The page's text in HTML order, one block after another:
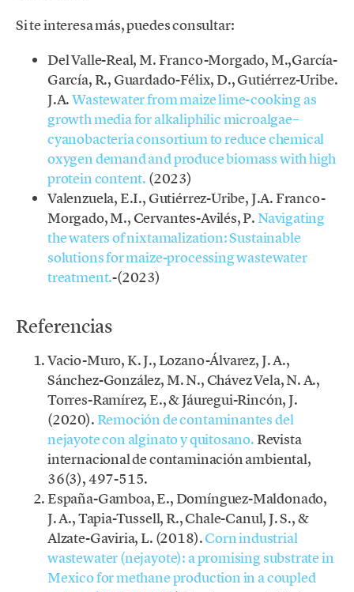
Si te interesa más, puedes consultar:
Del Valle-Real, M. Franco-Morgado, M.,García-
García, R., Guardado-Félix, D., Gutiérrez-Uribe.
J.A.Wastewater from maize lime-cooking as
growth media for alkaliphilic microalgae–
cyanobacteria consortium to reduce chemical
oxygen demand and produce biomass with high
protein content. (2023)
Valenzuela, E.I., Gutiérrez-Uribe, J.A. Franco-
Morgado, M., Cervantes-Avilés, P. Navigating
the waters of nixtamalization: Sustainable
solutions for maize-processing wastewater
treatment.-(2023)
Referencias
Vacio-Muro, K. J., Lozano-Álvarez, J. A.,
Sánchez-González, M. N., Chávez Vela, N. A.,
Torres-Ramírez, E., & Jáuregui-Rincón, J.
(2020). Remoción de contaminantes del
nejayote con alginato y quitosano. Revista
internacional de contaminación ambiental,
36(3), 497-515.
España-Gamboa, E., Domínguez-Maldonado,
J. A., Tapia-Tussell, R., Chale-Canul, J. S., &
Alzate-Gaviria, L. (2018).Corn industrial
wastewater (nejayote): a promising substrate in
Mexico for methane production in a coupled